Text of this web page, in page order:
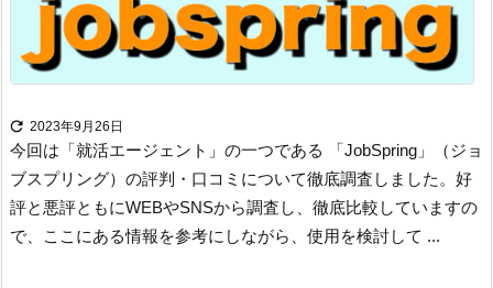
 2023年9月26日
今回は「就活エージェント」の一つである 「JobSpring」（ジョ
ブスプリング）の評判・口コミについて徹底調査しました。好
評と悪評ともにWEBやSNSから調査し、徹底比較していますの
で、ここにある情報を参考にしながら、使用を検討して ...